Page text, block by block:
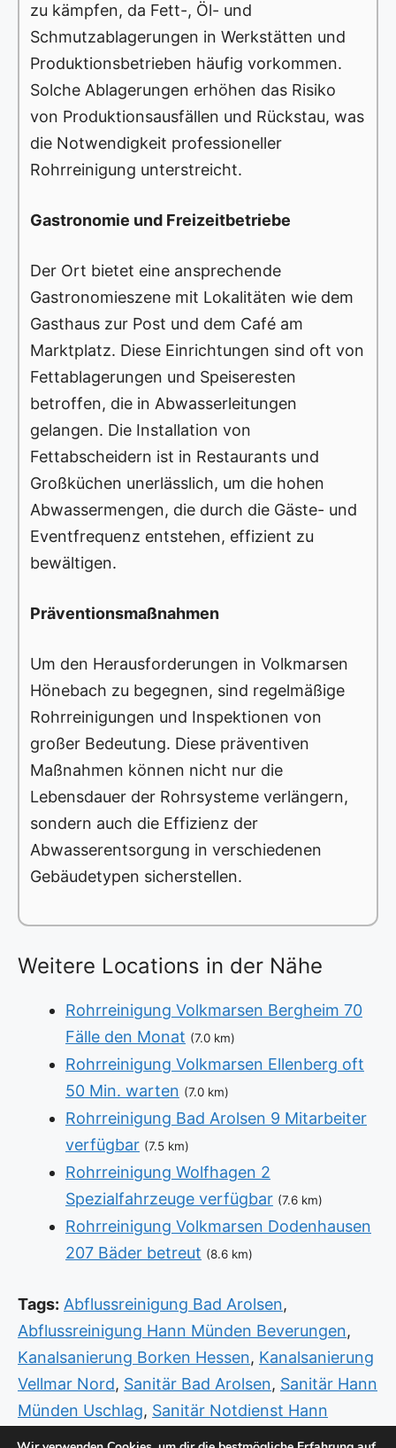
zu kämpfen, da Fett-, Öl- und
Schmutzablagerungen in Werkstätten und
Produktionsbetrieben häufig vorkommen.
Solche Ablagerungen erhöhen das Risiko
von Produktionsausfällen und Rückstau, was
die Notwendigkeit professioneller
Rohrreinigung unterstreicht.
Gastronomie und Freizeitbetriebe
Der Ort bietet eine ansprechende
Gastronomieszene mit Lokalitäten wie dem
Gasthaus zur Post und dem Café am
Marktplatz. Diese Einrichtungen sind oft von
Fettablagerungen und Speiseresten
betroffen, die in Abwasserleitungen
gelangen. Die Installation von
Fettabscheidern ist in Restaurants und
Großküchen unerlässlich, um die hohen
Abwassermengen, die durch die Gäste- und
Eventfrequenz entstehen, effizient zu
bewältigen.
Präventionsmaßnahmen
Um den Herausforderungen in Volkmarsen
Hönebach zu begegnen, sind regelmäßige
Rohrreinigungen und Inspektionen von
großer Bedeutung. Diese präventiven
Maßnahmen können nicht nur die
Lebensdauer der Rohrsysteme verlängern,
sondern auch die Effizienz der
Abwasserentsorgung in verschiedenen
Gebäudetypen sicherstellen.
Weitere Locations in der Nähe
Rohrreinigung Volkmarsen Bergheim 70
Fälle den Monat (7.0 km)
Rohrreinigung Volkmarsen Ellenberg oft
50 Min. warten (7.0 km)
Rohrreinigung Bad Arolsen 9 Mitarbeiter
verfügbar (7.5 km)
Rohrreinigung Wolfhagen 2
Spezialfahrzeuge verfügbar (7.6 km)
Rohrreinigung Volkmarsen Dodenhausen
207 Bäder betreut (8.6 km)
Tags: Abflussreinigung Bad Arolsen,
Abflussreinigung Hann Münden Beverungen,
Kanalsanierung Borken Hessen, Kanalsanierung
Vellmar Nord, Sanitär Bad Arolsen, Sanitär Hann
Münden Uschlag, Sanitär Notdienst Hann
Münden Kutter ,Sanitär Notdienst Hofgeismar